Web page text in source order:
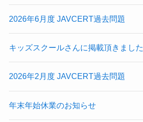
2026年6月度 JAVCERT過去問題
キッズスクールさんに掲載頂きました
2026年2月度 JAVCERT過去問題
年末年始休業のお知らせ